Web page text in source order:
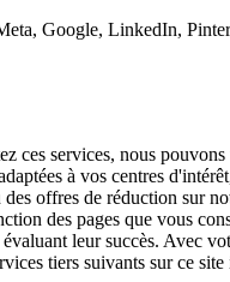
Google, LinkedIn,
ces services, nous
à vos centres
des offres de réduction sur
des pages que vous
leur succès. Avec
tiers suivants sur ce site